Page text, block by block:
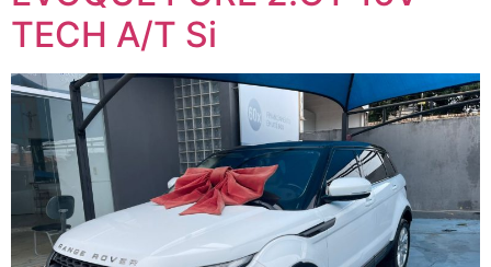
TECH A/T Si